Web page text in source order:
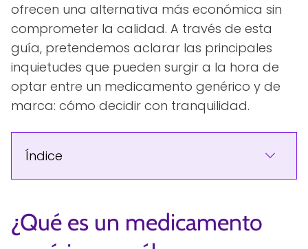
ofrecen una alternativa más económica sin
comprometer la calidad. A través de esta
guía, pretendemos aclarar las principales
inquietudes que pueden surgir a la hora de
optar entre un medicamento genérico y de
marca: cómo decidir con tranquilidad.
Índice
¿Qué es un medicamento